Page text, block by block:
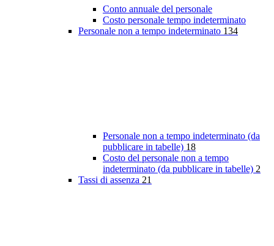
Conto annuale del personale
Costo personale tempo indeterminato
Personale non a tempo indeterminato 134
Personale non a tempo indeterminato (da
pubblicare in tabelle) 18
Costo del personale non a tempo
indeterminato (da pubblicare in tabelle) 2
Tassi di assenza 21